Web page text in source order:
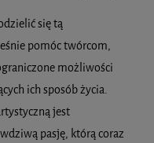
się tą
pomóc twórcom,
możliwości
ich sposób życia.
jest
pasję, którą coraz